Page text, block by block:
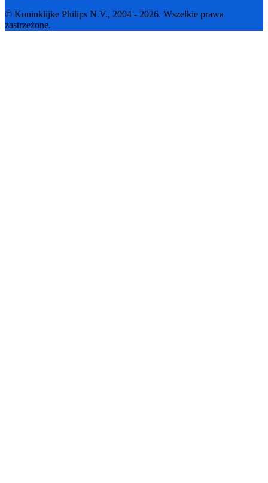
© Koninklijke Philips N.V., 2004 - 2026. Wszelkie prawa
zastrzeżone.